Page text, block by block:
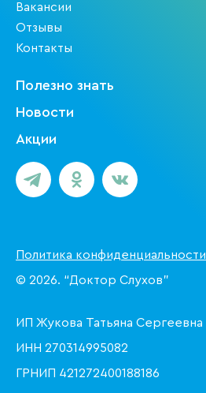
Вакансии
Отзывы
Контакты
Полезно знать
Новости
Акции
Политика конфиденциальности
© 2026. “Доктор Слухов”
ИП Жукова Татьяна Сергеевна
ИНН 270314995082
ГРНИП 421272400188186